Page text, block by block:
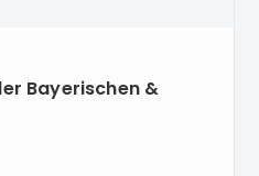
Bayerischen &